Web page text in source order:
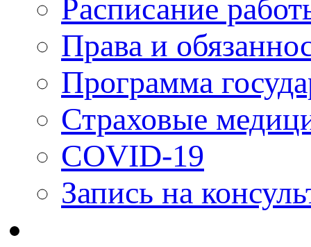
Расписание
Права и
Программа
Страховые
COVID-19
Запись на